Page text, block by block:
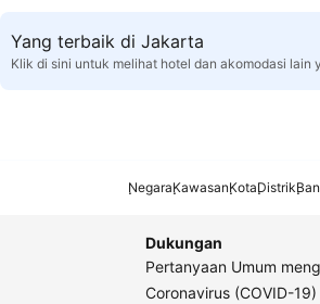
Yang terbaik di Jakarta
Klik di sini untuk melihat hotel dan akomodasi
NegaraKawasanKotaDistrik
Dukungan
Pertanyaan Umum
Coronavirus (COVID-19)